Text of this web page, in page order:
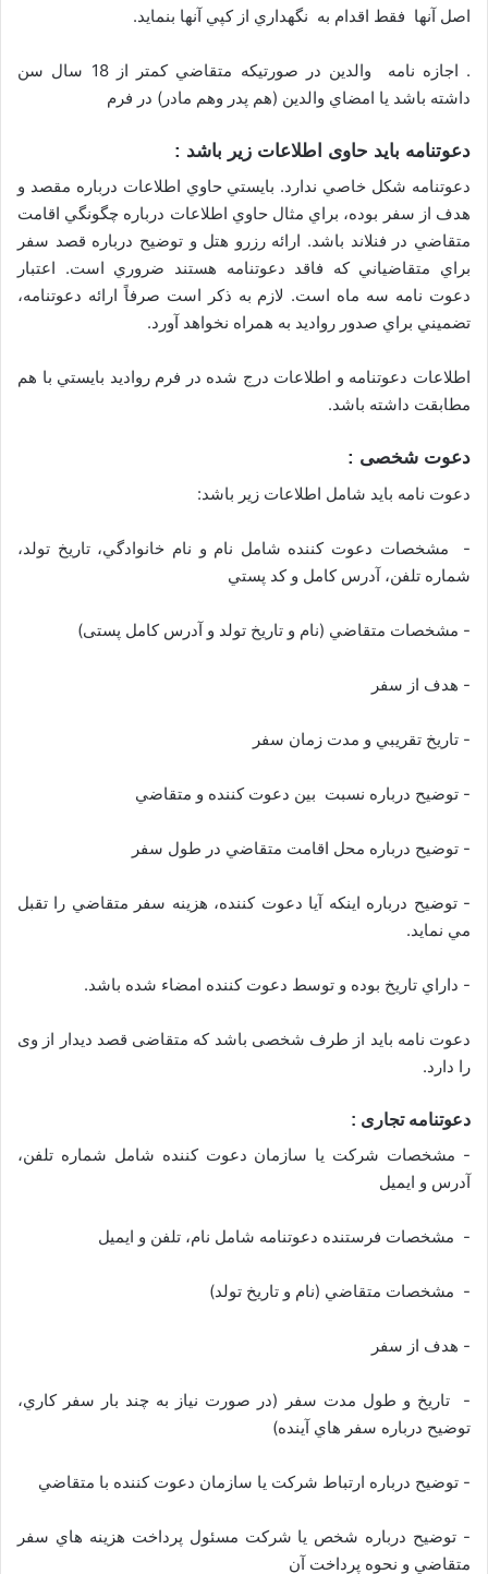
اصل آنها فقط اقدام به نگهداري از كپي آنها بنمايد.
. اجازه نامه والدين در صورتيكه متقاضي كمتر از 18 سال سن
داشته باشد يا امضاي والدين (هم پدر وهم مادر) در فرم
دعوتنامه باید حاوی اطلاعات زیر باشد :
دعوتنامه شكل خاصي ندارد. بايستي حاوي اطلاعات درباره مقصد و
هدف از سفر بوده، براي مثال حاوي اطلاعات درباره چگونگي اقامت
متقاضي در فنلاند باشد. ارائه رزرو هتل و توضيح درباره قصد سفر
براي متقاضياني كه فاقد دعوتنامه هستند ضروري است. اعتبار
دعوت نامه سه ماه است. لازم به ذکر است صرفاً ارائه دعوتنامه،
تضميني براي صدور روادید به همراه نخواهد آورد.
اطلاعات دعوتنامه و اطلاعات درج شده در فرم رواديد بايستي با هم
مطابقت داشته باشد.
دعوت شخصی :
دعوت نامه باید شامل اطلاعات زير باشد:
- مشخصات دعوت كننده شامل نام و نام خانوادگي، تاريخ تولد،
شماره تلفن، آدرس كامل و كد پستي
- مشخصات متقاضي (نام و تاريخ تولد و آدرس کامل پستی)
- هدف از سفر
- تاريخ تقريبي و مدت زمان سفر
- توضيح درباره نسبت بين دعوت كننده و متقاضي
- توضيح درباره محل اقامت متقاضي در طول سفر
- توضيح درباره اينكه آيا دعوت كننده، هزينه سفر متقاضي را تقبل
مي نمايد.
- داراي تاريخ بوده و توسط دعوت كننده امضاء شده باشد.
دعوت نامه باید از طرف شخصی باشد که متقاضی قصد دیدار از وی
را دارد.
دعوتنامه تجاری :
- مشخصات شركت يا سازمان دعوت كننده شامل شماره تلفن،
آدرس و ایمیل
- مشخصات فرستنده دعوتنامه شامل نام، تلفن و ایمیل
- مشخصات متقاضي (نام و تاریخ تولد)
- هدف از سفر
- تاریخ و طول مدت سفر (در صورت نياز به چند بار سفر كاري،
توضيح درباره سفر هاي آينده)
- توضيح درباره ارتباط شركت يا سازمان دعوت كننده با متقاضي
- توضيح درباره شخص يا شركت مسئول پرداخت هزينه هاي سفر
متقاضي و نحوه پرداخت آن